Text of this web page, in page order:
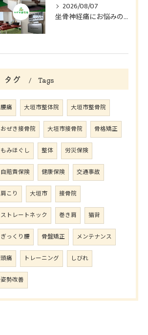
2026/08/07
坐骨神経痛にお悩みの方へ
タグ Tags
腰痛 大垣市整体院 大垣市整骨院
おぜき接骨院 大垣市接骨院 骨格矯正
もみほぐし 整体 労災保険
自賠責保険 健康保険 交通事故
肩こり 大垣市 接骨院
ストレートネック 巻き肩 猫背
ぎっくり腰 骨盤矯正 メンテナンス
頭痛 トレーニング しびれ
姿勢改善